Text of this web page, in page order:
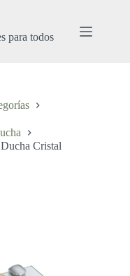
para todos
Cristal